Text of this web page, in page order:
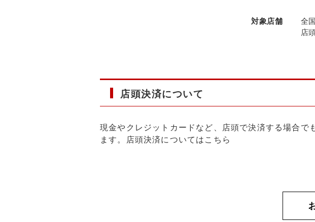
対象店舗
全
店
店頭決済について
現金やクレジットカードなど、店頭で決済する場合で
ます。店頭決済については こちら